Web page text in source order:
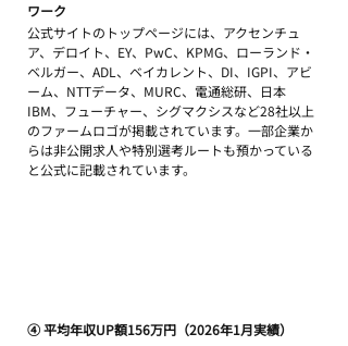
ワーク
公式サイトのトップページには、アクセンチュ
ア、デロイト、EY、PwC、KPMG、ローランド・
ベルガー、ADL、ベイカレント、DI、IGPI、アビ
ーム、NTTデータ、MURC、電通総研、日本
IBM、フューチャー、シグマクシスなど28社以上
のファームロゴが掲載されています。一部企業か
らは非公開求人や特別選考ルートも預かっている
と公式に記載されています。
④ 平均年収UP額156万円（2026年1月実績）